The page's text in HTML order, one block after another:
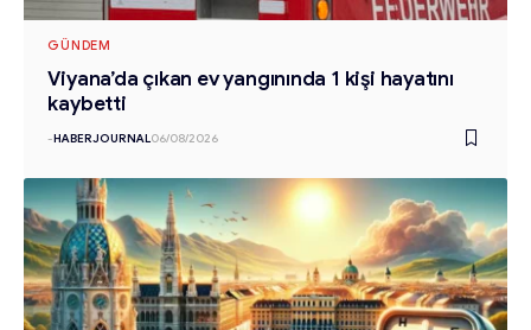
GÜNDEM
Viyana’da çıkan ev yangınında 1 kişi hayatını
kaybetti
-HABERJOURNAL06/08/2026